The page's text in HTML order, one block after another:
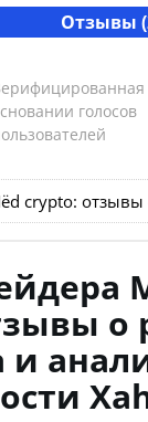
Отзывы
голосов
crypto: отзывы
о
и